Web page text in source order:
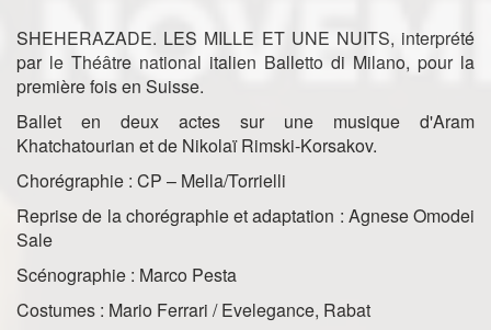
SHEHERAZADE. LES MILLE ET UNE NUITS, interprété
par le Théâtre national italien Balletto di Milano, pour la
première fois en Suisse.
Ballet en deux actes sur une musique d'Aram
Khatchatourian et de Nikolaï Rimski-Korsakov.
Chorégraphie : CP – Mella/Torrielli
Reprise de la chorégraphie et adaptation : Agnese Omodei
Sale
Scénographie : Marco Pesta
Costumes : Mario Ferrari / Evelegance, Rabat